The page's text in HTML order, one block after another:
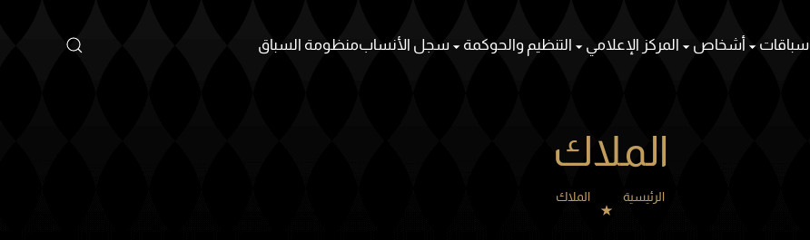
سباقات أشخاص المركز الإعلامي التنظيم والحوكمة سجل الأنسابمنظومة السباق
الملاك
الرئيسية الملاك